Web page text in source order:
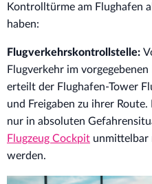
Kontrolltürme am Flughafen
haben:
Flugverkehrskontrollstelle:
Flugverkehr im
erteilt der Flughafen-Tower
und Freigaben zu ihrer
nur in absoluten
Flugzeug Cockpit unmittelbar
werden.